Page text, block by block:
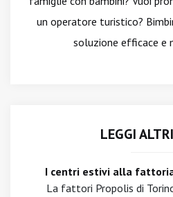
un operatore turistico?
soluzione efficace e
LEGGI
I centri estivi alla
La fattori Propolis di